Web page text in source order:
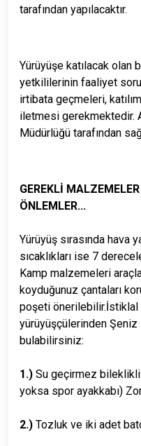
tarafından yapılacaktır.
Yürüyüşe katılacak olan
yetkililerinin faaliyet
irtibata geçmeleri,
iletmesi gerekmektedir.
Müdürlüğü tarafından
GEREKLİ
ÖNLEMLER...
Yürüyüş sırasında hava
sıcaklıkları ise 7
Kamp malzemeleri
koyduğunuz çantaları
poşeti
yürüyüşçülerinden Şeniz
bulabilirsiniz:
1.) Su geçirmez
yoksa spor ayakkabı)
2.) Tozluk ve iki adet